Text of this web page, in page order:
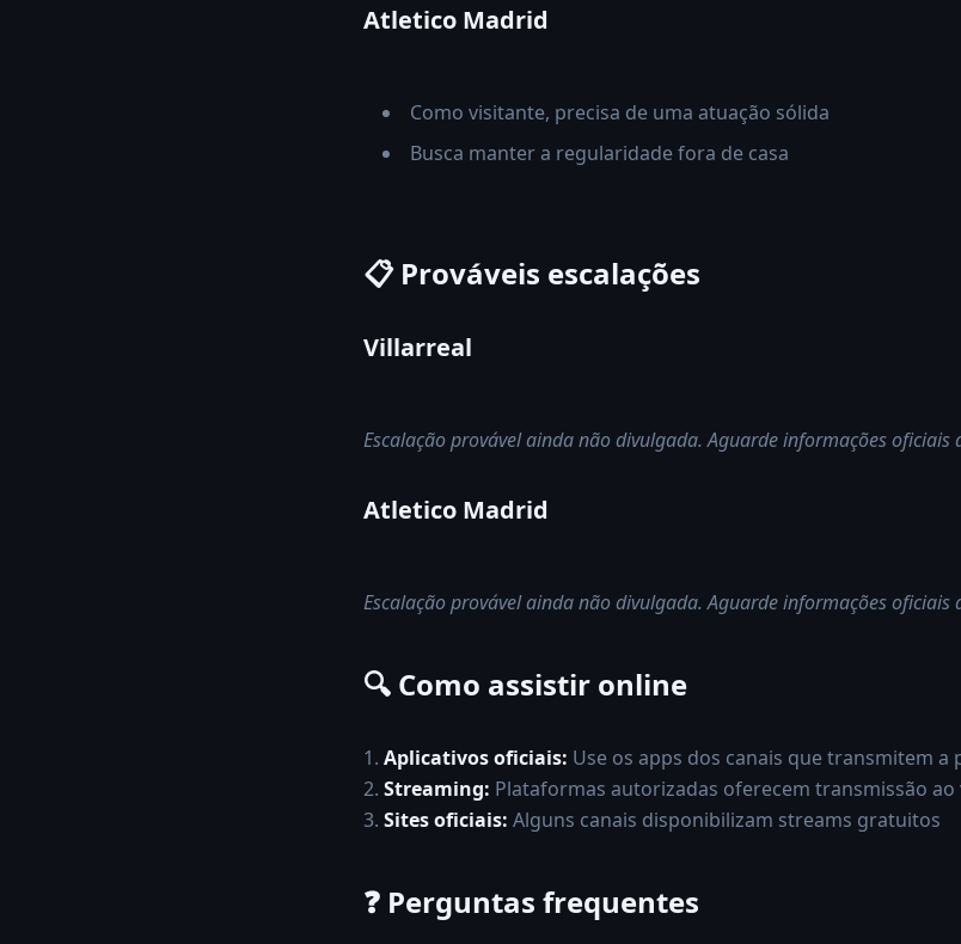
Atletico Madrid
Como visitante, precisa de uma atuação sólida
Busca manter a regularidade fora de casa
📋 Prováveis escalações
Villarreal
Escalação provável ainda não divulgada. Aguarde informações oficiais
Atletico Madrid
Escalação provável ainda não divulgada. Aguarde informações oficiais
🔍 Como assistir online
1. Aplicativos oficiais: Use os apps dos canais que transmitem a
2. Streaming: Plataformas autorizadas oferecem transmissão ao
3. Sites oficiais: Alguns canais disponibilizam streams gratuitos
❓ Perguntas frequentes